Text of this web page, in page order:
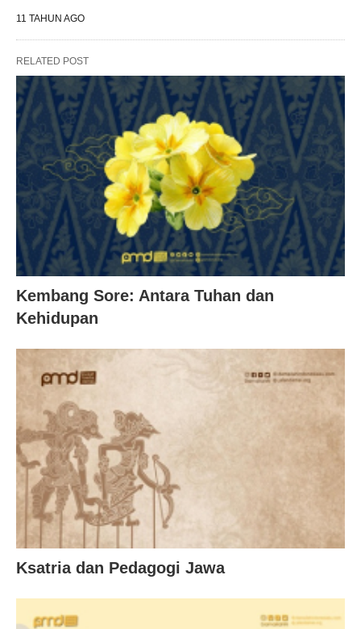
11 TAHUN AGO
RELATED POST
Kembang Sore: Antara Tuhan dan
Kehidupan
Ksatria dan Pedagogi Jawa